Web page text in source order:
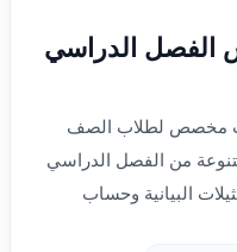
الفصل الدراسي
مخصص لطلاب الصف
من الفصل الدراسي
البيانية وحساب